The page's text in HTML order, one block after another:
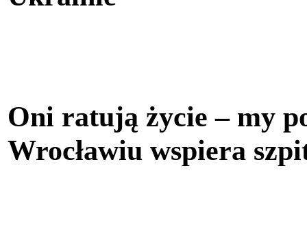
Oni ratują życie – my
Wrocławiu wspiera